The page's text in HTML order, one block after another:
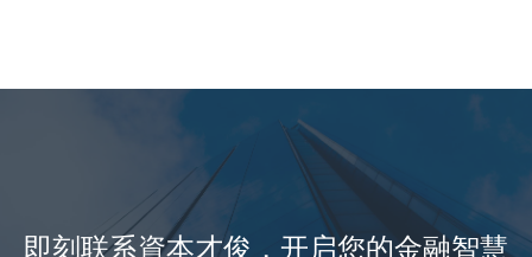
即刻联系資本才俊，开启您的金融智慧